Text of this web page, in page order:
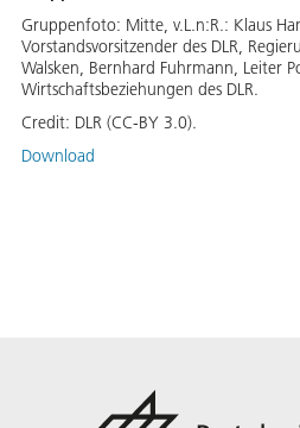
Gruppenfoto: Mitte, v.L.n:R.: Klaus
Vorstandsvorsitzender des DLR,
Walsken, Bernhard Fuhrmann, Leiter
Wirtschaftsbeziehungen des DLR.
Credit: DLR (CC-BY 3.0).
Download